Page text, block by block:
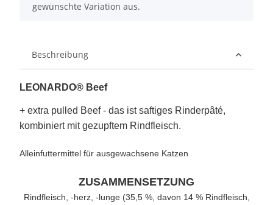
gewünschte Variation aus.
Beschreibung
LEONARDO® Beef
+ extra pulled Beef - das ist saftiges Rinderpâté,
kombiniert mit gezupftem Rindfleisch.
Alleinfuttermittel für ausgewachsene Katzen
ZUSAMMENSETZUNG
Rindfleisch, -herz, -lunge (35,5 %, davon 14 % Rindfleisch,